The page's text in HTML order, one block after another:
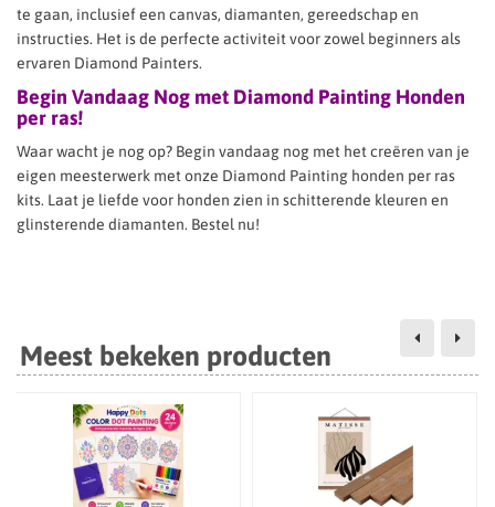
te gaan, inclusief een canvas, diamanten, gereedschap en
instructies. Het is de perfecte activiteit voor zowel beginners als
ervaren Diamond Painters.
Begin Vandaag Nog met Diamond Painting Honden
per ras!
Waar wacht je nog op? Begin vandaag nog met het creëren van je
eigen meesterwerk met onze Diamond Painting honden per ras
kits. Laat je liefde voor honden zien in schitterende kleuren en
glinsterende diamanten. Bestel nu!
Meest bekeken producten